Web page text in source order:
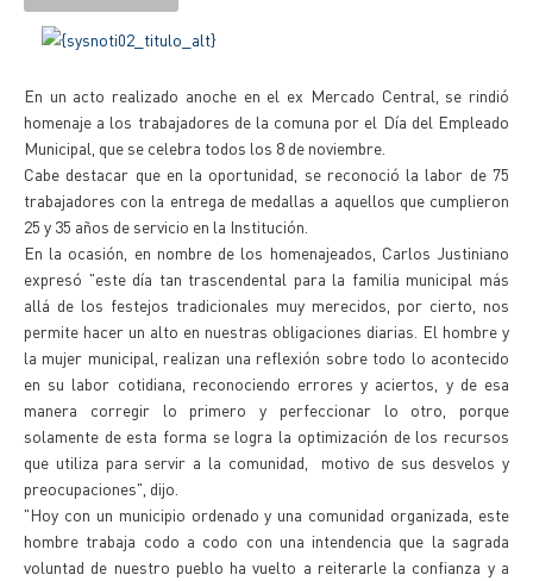
En un acto realizado anoche en el ex Mercado Central, se rindió
homenaje a los trabajadores de la comuna por el Día del Empleado
Municipal, que se celebra todos los 8 de noviembre.
Cabe destacar que en la oportunidad, se reconoció la labor de 75
trabajadores con la entrega de medallas a aquellos que cumplieron
25 y 35 años de servicio en la Institución.
En la ocasión, en nombre de los homenajeados, Carlos Justiniano
expresó "este día tan trascendental para la familia municipal más
allá de los festejos tradicionales muy merecidos, por cierto, nos
permite hacer un alto en nuestras obligaciones diarias. El hombre y
la mujer municipal, realizan una reflexión sobre todo lo acontecido
en su labor cotidiana, reconociendo errores y aciertos, y de esa
manera corregir lo primero y perfeccionar lo otro, porque
solamente de esta forma se logra la optimización de los recursos
que utiliza para servir a la comunidad, motivo de sus desvelos y
preocupaciones", dijo.
"Hoy con un municipio ordenado y una comunidad organizada, este
hombre trabaja codo a codo con una intendencia que la sagrada
voluntad de nuestro pueblo ha vuelto a reiterarle la confianza y a